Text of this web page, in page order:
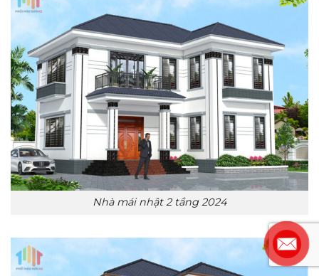
Nhà mái nhật 2 tầng 2024